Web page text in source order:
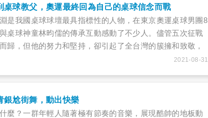
桌球教父，奧運最終回為自己的桌球信念而戰
是我國桌球球壇最具指標性的人物，在東京奧運桌球男團8
桌球神童林昀儒的傳承互動感動了不少人。儘管五次征戰
歸，但他的努力和堅持，卻引起了全台灣的簇擁和致敬，
2021-08-31
銀尬街舞，動出快樂
麼？一群年輕人隨著極有節奏的音樂，展現酷帥的地板動